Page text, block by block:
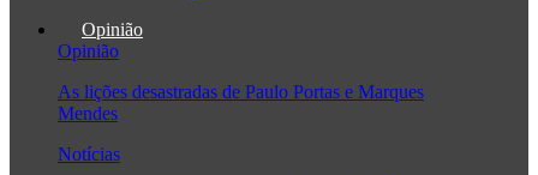
Opinião
Opinião
As lições desastradas de Paulo Portas e Marques
Mendes
Notícias